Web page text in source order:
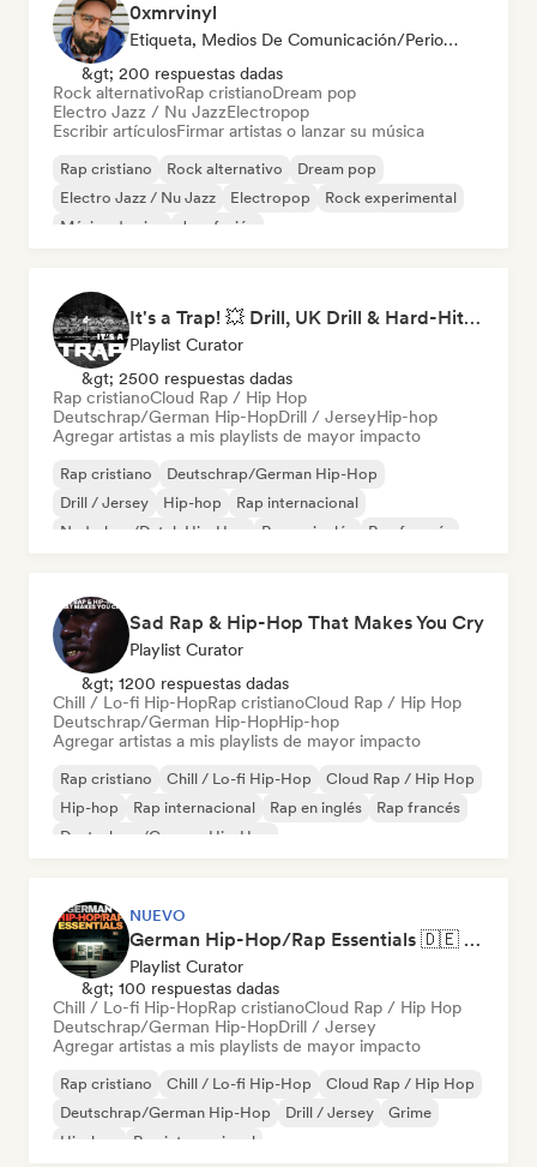
0xmrvinyl
Etiqueta, Medios De Comunicación/Periodista
&gt; 200 respuestas dadas
Rock alternativoRap cristianoDream pop
Electro Jazz / Nu JazzElectropop
Escribir artículosFirmar artistas o lanzar su música
Rap cristiano Rock alternativo
Dream pop
Electro Jazz / Nu Jazz
Electropop
Rock experimental
Música de cine
Jazz fusión
It's a Trap! 💥 Drill, UK Drill & Hard-Hitting Trap
Playlist Curator
&gt; 2500 respuestas dadas
Rap cristianoCloud Rap / Hip Hop
Deutschrap/German Hip-HopDrill / JerseyHip-hop
Agregar artistas a mis playlists de mayor impacto
Rap cristiano
Deutschrap/German Hip-Hop
Drill / Jersey
Hip-hop
Rap internacional
Nederhop/Dutch Hip-Hop
Rap en inglés Rap francés
Sad Rap & Hip-Hop That Makes You Cry
Playlist Curator
&gt; 1200 respuestas dadas
Chill / Lo-fi Hip-HopRap cristianoCloud Rap / Hip Hop
Deutschrap/German Hip-HopHip-hop
Agregar artistas a mis playlists de mayor impacto
Rap cristiano Chill / Lo-fi Hip-Hop
Cloud Rap / Hip Hop
Hip-hop
Rap internacional Rap en inglés
Rap francés
Deutschrap/German Hip-Hop
NUEVO
German Hip-Hop/Rap Essentials 🇩🇪 Deutschrap, Cloud Rap & Trap
Playlist Curator
&gt; 100 respuestas dadas
Chill / Lo-fi Hip-HopRap cristianoCloud Rap / Hip Hop
Deutschrap/German Hip-HopDrill / Jersey
Agregar artistas a mis playlists de mayor impacto
Rap cristiano Chill / Lo-fi Hip-Hop
Cloud Rap / Hip Hop
Deutschrap/German Hip-Hop
Drill / Jersey
Grime
Hip-hop
Rap internacional